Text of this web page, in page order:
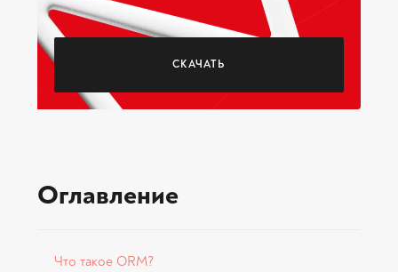
СКАЧАТЬ
Оглавление
Что такое ORM?